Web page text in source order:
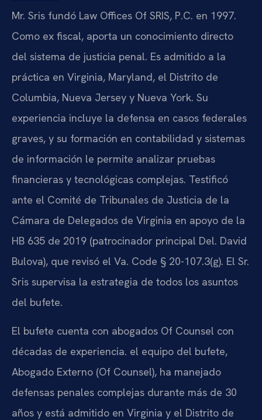
Mr. Sris fundó Law Offices Of SRIS, P.C. en 1997.
Como ex fiscal, aporta un conocimiento directo
del sistema de justicia penal. Es admitido a la
práctica en Virginia, Maryland, el Distrito de
Columbia, Nueva Jersey y Nueva York. Su
experiencia incluye la defensa en casos federales
graves, y su formación en contabilidad y sistemas
de información le permite analizar pruebas
financieras y tecnológicas complejas. Testificó
ante el Comité de Tribunales de Justicia de la
Cámara de Delegados de Virginia en apoyo de la
HB 635 de 2019 (patrocinador principal Del. David
Bulova), que revisó el Va. Code § 20-107.3(g). El Sr.
Sris supervisa la estrategia de todos los asuntos
del bufete.
El bufete cuenta con abogados Of Counsel con
décadas de experiencia. el equipo del bufete,
Abogado Externo (Of Counsel), ha manejado
defensas penales complejas durante más de 30
años y está admitido en Virginia y el Distrito de